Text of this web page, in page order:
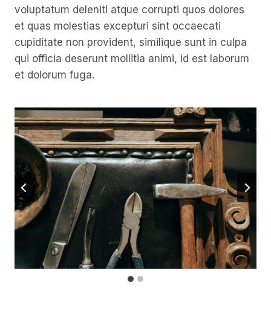
voluptatum deleniti atque corrupti quos dolores
et quas molestias excepturi sint occaecati
cupiditate non provident, similique sunt in culpa
qui officia deserunt mollitia animi, id est laborum
et dolorum fuga.